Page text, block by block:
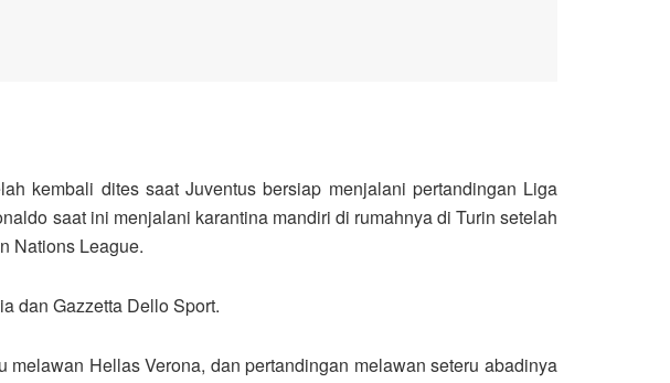
kembali dites saat Juventus bersiap menjalani pertandingan Liga
saat ini menjalani karantina mandiri di rumahnya di Turin setelah
Nations League.
dan Gazzetta Dello Sport.
Hellas Verona, dan pertandingan melawan seteru abadinya